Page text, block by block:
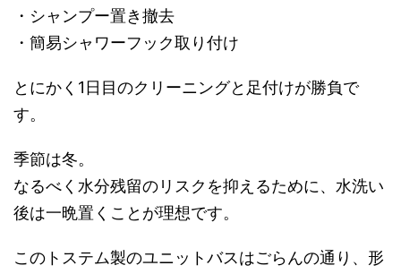
・シャンプー置き撤去
・簡易シャワーフック取り付け
とにかく1日目のクリーニングと足付けが勝負で
す。
季節は冬。
なるべく水分残留のリスクを抑えるために、水洗い
後は一晩置くことが理想です。
このトステム製のユニットバスはごらんの通り、形